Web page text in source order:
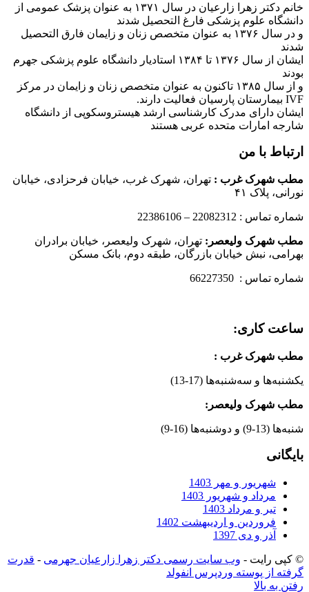
خانم دکتر زهرا زارعیان در سال ۱۳۷۱ به عنوان پزشک عمومی از
دانشگاه علوم پزشکی فارغ التحصیل شدند
و در سال ۱۳۷۶ به عنوان متخصص زنان و زایمان فارق التحصیل
شدند
ایشان از سال ۱۳۷۶ تا ۱۳۸۴ استادیار دانشگاه علوم پزشکی جهرم
بودند
و از سال ۱۳۸۵ تاکنون به عنوان متخصص زنان و زایمان در مرکز
IVF بیمارستان پارسیان فعالیت دارند.
ایشان دارای مدرک کارشناسی ارشد هیستروسکوپی از دانشگاه
شارجه امارات متحده عربی هستند
ارتباط با من
مطب شهرک غرب : تهران، شهرک غرب، خیابان فرحزادی، خیابان
نورانی، پلاک ۴۱
شماره تماس : 22082312 – 22386106
مطب شهرک ولیعصر: تهران، شهرک ولیعصر، خیابان برادران
بهرامی، نبش خیابان بازرگان، طبقه دوم، بانک مسکن
شماره تماس : 66227350
ساعت کاری:
مطب شهرک غرب :
یکشنبه‌ها و سه‌شنبه‌ها (17-13)
مطب شهرک ولیعصر:
شنبه‌ها (13-9) و دوشنبه‌ها (16-9)
بایگانی
شهریور و مهر 1403
مرداد و شهریور 1403
تیر و مرداد 1403
فروردین و اردیبهشت 1402
آذر و دی 1397
© کپی رایت - وب سایت رسمی دکتر زهرا زارعیان جهرمی - قدرت
گرفته از پوسته وردپرس انفولد
رفتن به بالا